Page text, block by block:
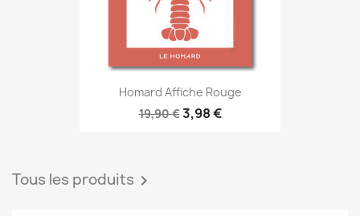
Homard Affiche Rouge
19,90 €3,98 €
Tous les produits 